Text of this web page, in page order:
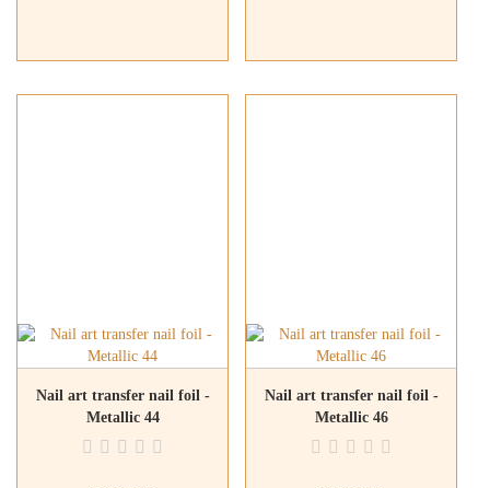
Nail art transfer nail foil -
Metallic 44
Nail art transfer nail foil -
Metallic 46